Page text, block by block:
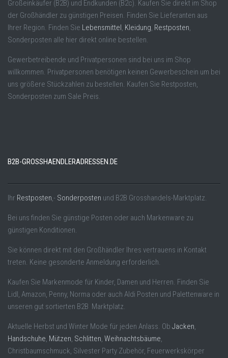
Großeinkäufer (B2B) und Endkunden (B2c). Kaufen Sie direkt im Shop
der Großhändler zu günstigen Preisen. Finden Sie Lieferanten aus
Ihrer Region. Finden Sie Lebensmittel , Kleidung, Restposten,
Sonderposten alle hier direkt online bestellen.
Gewerbetreibende und Privatpersonen sind bei uns im Shop
willkommen. Privatpersonen benötigen keinen Gewerbeschein um bei
uns größere Stückzahlen zu bestellen. Kaufen Sie Restposten,
Sonderposten zum Sale Preis.
B2B-GROSSHAENDLERADRESSEN.DE
Ihr Restposten,- Sonderposten und B2B Grosshandels-Marktplatz.
Bei uns finden Sie günstige Posten oder auch Markenware zu
günstigen Konditionen.
Sie können direkt mit den Großhändler Ihres vertrauens in Kontakt
treten. Keine gesonderte Anmeldung erforderlich.
Kaufen Sie Markenmode für Kinder, Damen und Herren. Finden Sie
Lidl, Amazon, Penny, Norma oder auch Aldi Posten und Palettenware in
unseren gut sortierten B2B Marktplatz.
Aktuelle Herbst und Winter Mode für jeden Anlass. Ob Jacken,
Handschuhe, Mützen, Schlitten, Weihnachtsbäume,
Christbaumschmuck, Silvester Party Zubehör, Feuerwerkskörper